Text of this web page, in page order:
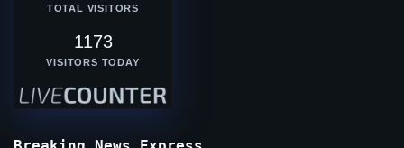
TOTAL VISITORS
1173
VISITORS TODAY